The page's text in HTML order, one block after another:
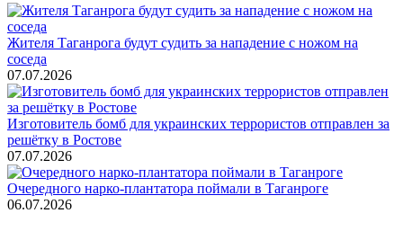
Жителя Таганрога будут судить за нападение с ножом на
соседа
07.07.2026
Изготовитель бомб для украинских террористов отправлен за
решётку в Ростове
07.07.2026
Очередного нарко-плантатора поймали в Таганроге
06.07.2026